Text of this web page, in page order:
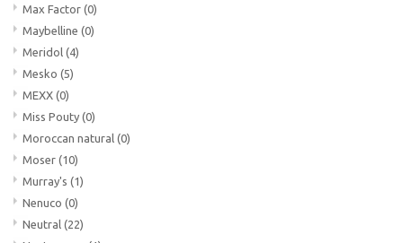
Max Factor (0)
Maybelline (0)
Meridol (4)
Mesko (5)
MEXX (0)
Miss Pouty (0)
Moroccan natural (0)
Moser (10)
Murray's (1)
Nenuco (0)
Neutral (22)